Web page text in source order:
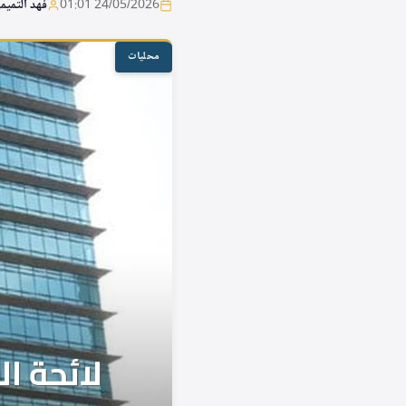
24/05/2026 01:01 فهد
محليات